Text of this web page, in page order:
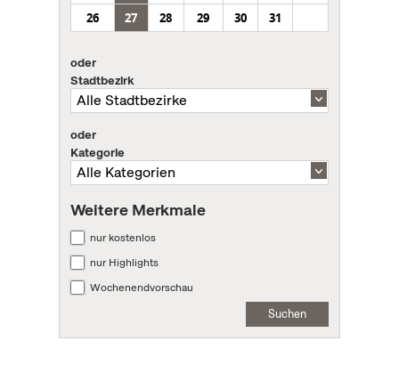
26
27 28 29 30 31
oder
Stadtbezirk
oder
Kategorie
Weitere Merkmale
nur kostenlos
nur Highlights
Wochenendvorschau
Suchen